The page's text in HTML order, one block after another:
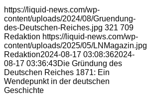
https://liquid-news.com/wp-
content/uploads/2024/08/Gruendung-
des-Deutschen-Reiches.jpg 321 709
Redaktion https://liquid-news.com/wp-
content/uploads/2025/05/LNMagazin.jpg
Redaktion2024-08-17 03:08:362024-
08-17 03:36:43Die Gründung des
Deutschen Reiches 1871: Ein
Wendepunkt in der deutschen
Geschichte